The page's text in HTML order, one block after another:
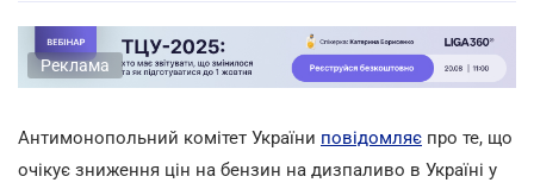
Реклама
Антимонопольний комітет України повідомляє про те, що
очікує зниження цін на бензин на дизпаливо в Україні у